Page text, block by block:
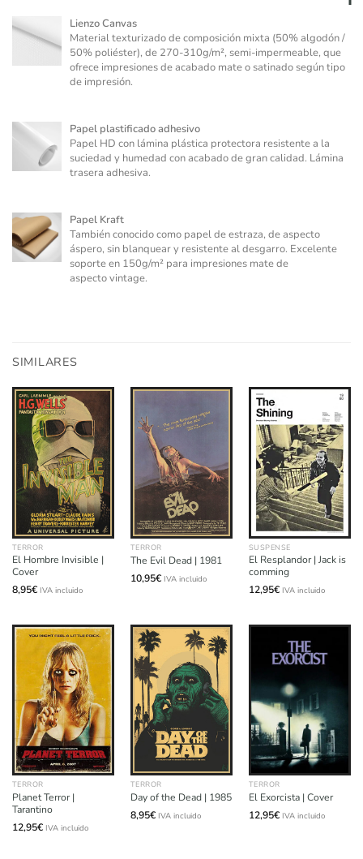
Lienzo Canvas
Material texturizado de composición mixta (50% algodón /
50% poliéster), de 270-310g/m², semi-impermeable, que
ofrece impresiones de acabado mate o satinado según tipo
de impresión.
Papel plastificado adhesivo
Papel HD con lámina plástica protectora resistente a la
suciedad y humedad con acabado de gran calidad. Lámina
trasera adhesiva.
Papel Kraft
También conocido como papel de estraza, de aspecto
áspero, sin blanquear y resistente al desgarro. Excelente
soporte en 150g/m² para impresiones mate de
aspecto vintage.
SIMILARES
TERROR
El Hombre Invisible |
Cover
8,95€ IVA incluido
TERROR
The Evil Dead | 1981
10,95€ IVA incluido
SUSPENSE
El Resplandor | Jack is
comming
12,95€ IVA incluido
TERROR
Planet Terror |
Tarantino
12,95€ IVA incluido
TERROR
Day of the Dead | 1985
8,95€ IVA incluido
TERROR
El Exorcista | Cover
12,95€ IVA incluido